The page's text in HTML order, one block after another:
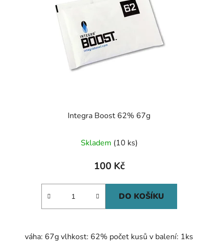
Integra Boost 62% 67g
Skladem (10 ks)
100 Kč
DO KOŠÍKU
váha: 67g vlhkost: 62% počet kusů v balení: 1ks